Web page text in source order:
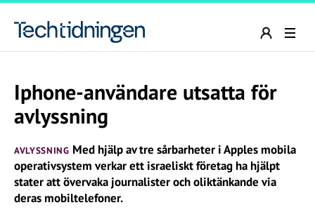
Iphone-användare utsatta för
avlyssning
AVLYSSNING Med hjälp av tre sårbarheter i Apples mobila
operativsystem verkar ett israeliskt företag ha hjälpt
stater att övervaka journalister och oliktänkande via
deras mobiltelefoner.